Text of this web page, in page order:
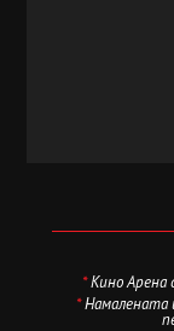
*Кино Арена
*Намалената